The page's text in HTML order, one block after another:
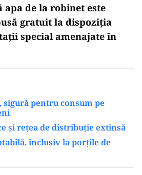
apa de la robinet este
gratuit la dispoziția
special amenajate în
sigură pentru consum pe
și rețea de distribuție extinsă
inclusiv la porțile de